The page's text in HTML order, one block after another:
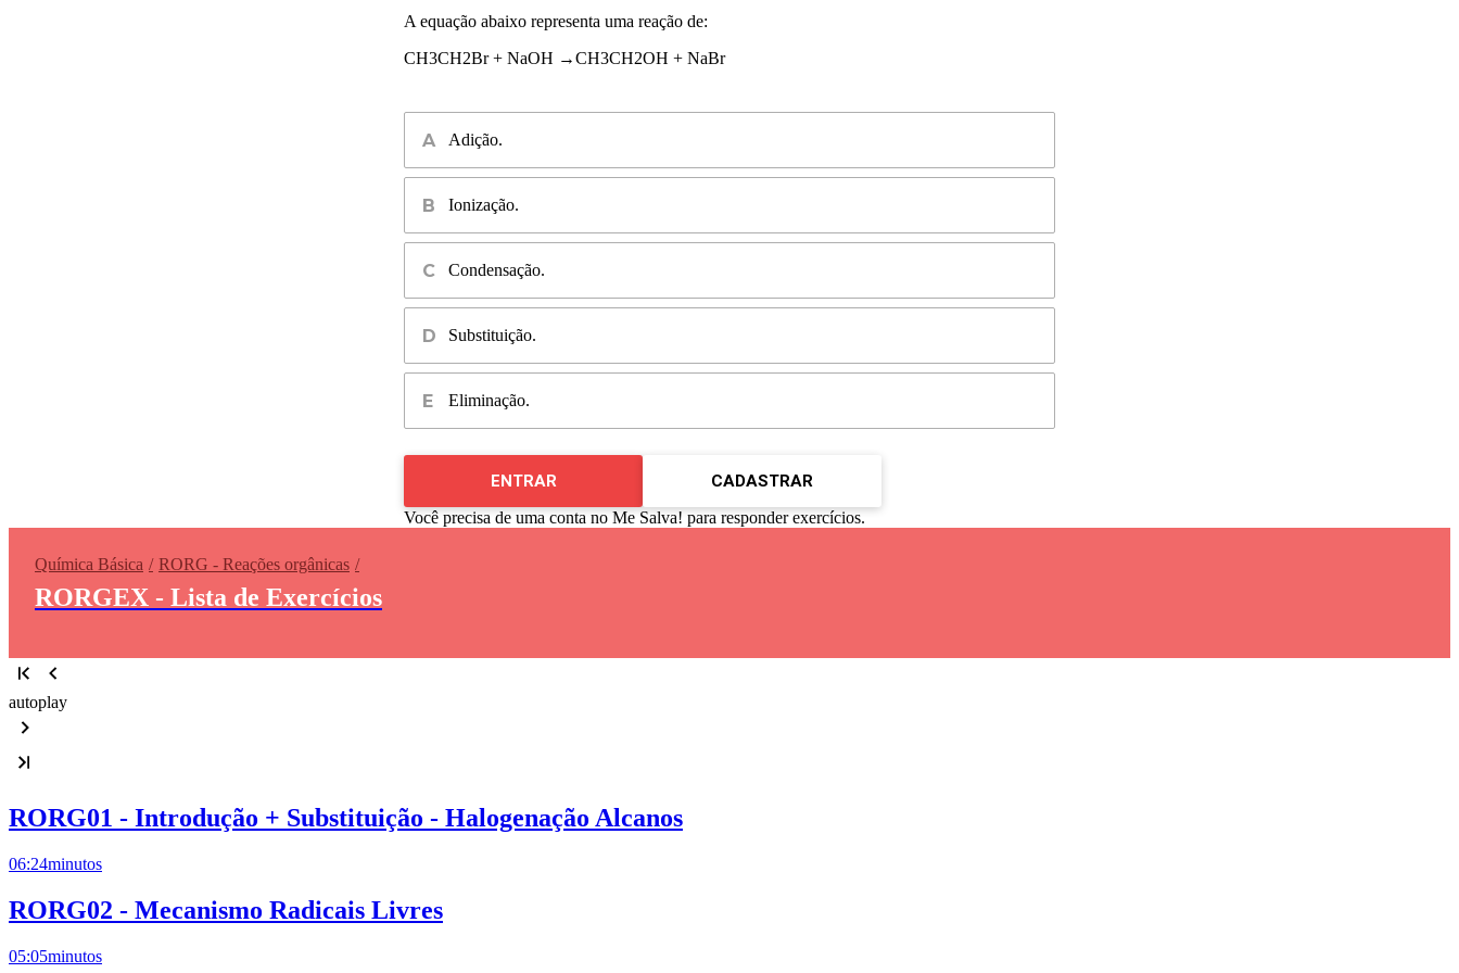
A equação abaixo representa uma reação de:
CH3CH2Br + NaOH →CH3CH2OH + NaBr
Adição.
Ionização.
Condensação.
Substituição.
Eliminação.
ENTRAR CADASTRAR
Você precisa de uma conta no Me Salva! para responder exercícios.
Química Básica RORG - Reações orgânicas
RORGEX - Lista de Exercícios
autoplay
RORG01 - Introdução + Substituição - Halogenação Alcanos
06:24minutos
RORG02 - Mecanismo Radicais Livres
05:05minutos